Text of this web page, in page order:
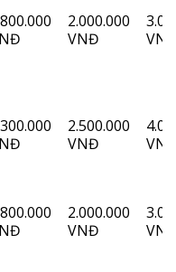
2.000.000
VNĐ
2.500.000
VNĐ
2.000.000
VNĐ